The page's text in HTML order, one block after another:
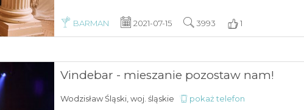
BARMAN 2021-07-15 3993 1
Vindebar - mieszanie pozostaw nam!
Wodzisław Śląski, woj. śląskie pokaż telefon